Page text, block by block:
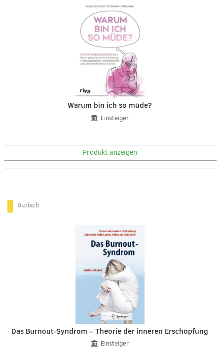
Warum bin ich so müde?
Einsteiger
Produkt anzeigen
Burisch
Das Burnout-Syndrom – Theorie der inneren Erschöpfung
Einsteiger